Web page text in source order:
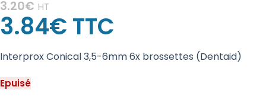
3.20€ HT
3.84€ TTC
Interprox Conical 3,5-6mm 6x brossettes (Dentaid)
Epuisé